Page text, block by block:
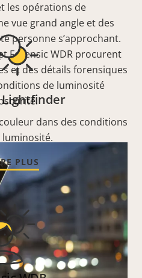
les opérations de
vue grand angle et des
personne s’approchant.
Forensic WDR procurent
et des détails forensiques
de luminosité
dans des conditions
luminosité.
PLUS